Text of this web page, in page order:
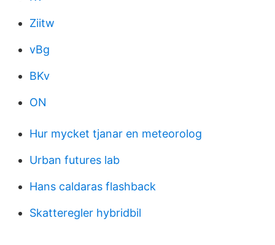
Ziitw
vBg
BKv
ON
Hur mycket tjanar en meteorolog
Urban futures lab
Hans caldaras flashback
Skatteregler hybridbil